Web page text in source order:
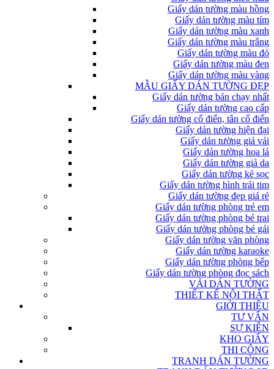
Giấy dán tường màu hồng
Giấy dán tường màu tím
Giấy dán tường màu xanh
Giấy dán tường màu trắng
Giấy dán tường màu đỏ
Giấy dán tường màu đen
Giấy dán tường màu vàng
MẪU GIẤY DÁN TƯỜNG ĐẸP
Giấy dán tường bán chạy nhất
Giấy dán tường cao cấp
Giấy dán tường cổ điển, tân cổ điển
Giấy dán tường hiện đại
Giấy dán tường giả vải
Giấy dán tường hoa lá
Giấy dán tường giả da
Giấy dán tường kẻ sọc
Giấy dán tường hình trái tim
Giấy dán tường đẹp giá rẻ
Giấy dán tường phòng trẻ em
Giấy dán tường phòng bé trai
Giấy dán tường phòng bé gái
Giấy dán tường văn phòng
Giấy dán tường karaoke
Giấy dán tường phòng bếp
Giấy dán tường phòng đọc sách
VẢI DÁN TƯỜNG
THIẾT KẾ NỘI THẤT
GIỚI THIỆU
TƯ VẤN
SỰ KIỆN
KHO GIẤY
THI CÔNG
TRANH DÁN TƯỜNG